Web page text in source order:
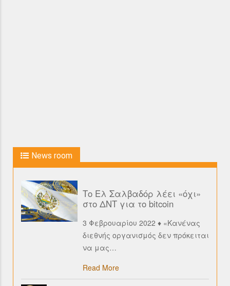
News room
Το Ελ Σαλβαδόρ λέει «όχι»
στο ΔΝΤ για το bitcoin
3 Φεβρουαρίου 2022 ♦ «Κανένας
διεθνής οργανισμός δεν πρόκειται
να μας…
Read More